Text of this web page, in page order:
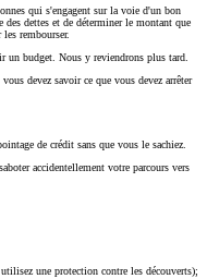
qui s'engagent sur la voie d'un bon
dettes et de déterminer le montant que
rembourser.
un budget. Nous y reviendrons plus tard.
devez savoir ce que vous devez arrêter
de crédit sans que vous le sachiez.
accidentellement votre parcours vers
une protection contre les découverts);